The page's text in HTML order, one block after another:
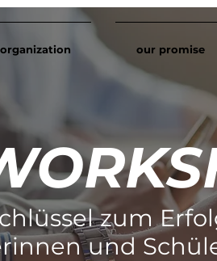
our promise
zum
und